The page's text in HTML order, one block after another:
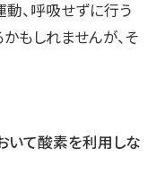
、呼吸せずに行う
もしれませんが、そ
いて酸素を利用しな